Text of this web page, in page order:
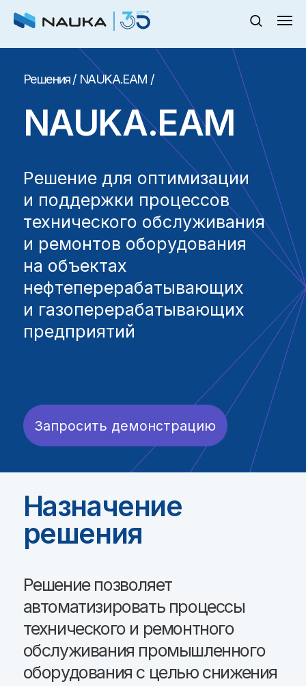
NAUKA.EAM
Решение для оптимизации
и поддержки процессов
технического обслуживания
и ремонтов оборудования
нефтеперерабатывающих
и газоперерабатывающих
Запросить демонстрацию
/ NAUKA.EAM /
Решение позволяет
автоматизировать процессы
технического и ремонтного
обслуживания промышленного
внеплановых простоев,
инцидентов и сбоев, а также
повышения эффективности
использования активов
Доступ к данным
накапливающимся в процессе
эксплуатации оборудования
позволяет автоматизировать
процессы планирования и учета
технического обслуживания
и ремонтов, подготовку
отчётности.